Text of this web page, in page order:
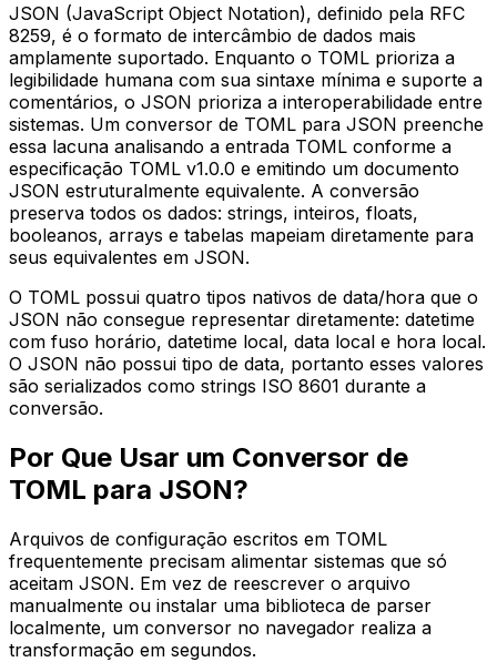
JSON (JavaScript Object Notation), definido pela RFC
8259, é o formato de intercâmbio de dados mais
amplamente suportado. Enquanto o TOML prioriza a
legibilidade humana com sua sintaxe mínima e suporte a
comentários, o JSON prioriza a interoperabilidade entre
sistemas. Um conversor de TOML para JSON preenche
essa lacuna analisando a entrada TOML conforme a
especificação TOML v1.0.0 e emitindo um documento
JSON estruturalmente equivalente. A conversão
preserva todos os dados: strings, inteiros, floats,
booleanos, arrays e tabelas mapeiam diretamente para
seus equivalentes em JSON.
O TOML possui quatro tipos nativos de data/hora que o
JSON não consegue representar diretamente: datetime
com fuso horário, datetime local, data local e hora local.
O JSON não possui tipo de data, portanto esses valores
são serializados como strings ISO 8601 durante a
conversão.
Por Que Usar um Conversor de
TOML para JSON?
Arquivos de configuração escritos em TOML
frequentemente precisam alimentar sistemas que só
aceitam JSON. Em vez de reescrever o arquivo
manualmente ou instalar uma biblioteca de parser
localmente, um conversor no navegador realiza a
transformação em segundos.